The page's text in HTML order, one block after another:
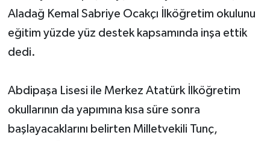
Aladağ Kemal Sabriye Ocakçı İlköğretim okulunu
eğitim yüzde yüz destek kapsamında inşa ettik
dedi.
Abdipaşa Lisesi ile Merkez Atatürk İlköğretim
okullarının da yapımına kısa süre sonra
başlayacaklarını belirten Milletvekili Tunç,